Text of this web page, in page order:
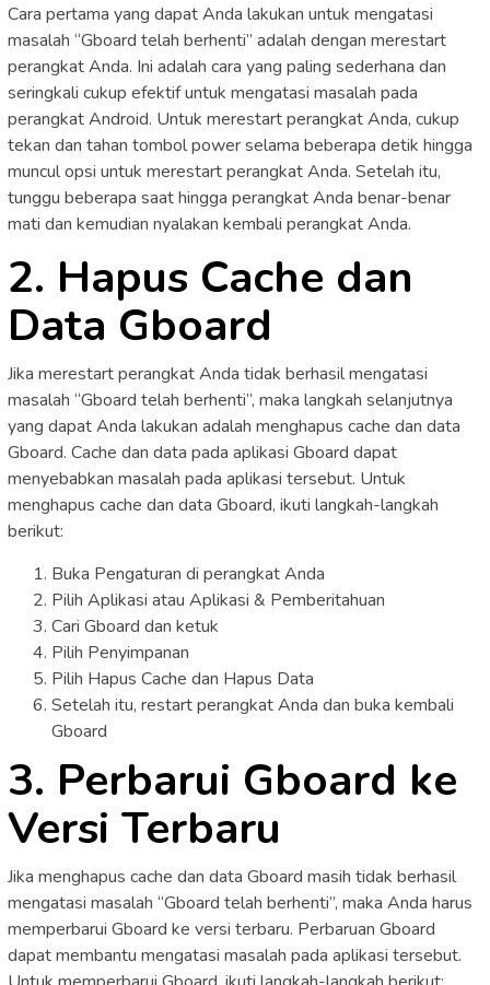
Cara pertama yang dapat Anda lakukan untuk mengatasi
masalah “Gboard telah berhenti” adalah dengan merestart
perangkat Anda. Ini adalah cara yang paling sederhana dan
seringkali cukup efektif untuk mengatasi masalah pada
perangkat Android. Untuk merestart perangkat Anda, cukup
tekan dan tahan tombol power selama beberapa detik hingga
muncul opsi untuk merestart perangkat Anda. Setelah itu,
tunggu beberapa saat hingga perangkat Anda benar-benar
mati dan kemudian nyalakan kembali perangkat Anda.
2. Hapus Cache dan
Data Gboard
Jika merestart perangkat Anda tidak berhasil mengatasi
masalah “Gboard telah berhenti”, maka langkah selanjutnya
yang dapat Anda lakukan adalah menghapus cache dan data
Gboard. Cache dan data pada aplikasi Gboard dapat
menyebabkan masalah pada aplikasi tersebut. Untuk
menghapus cache dan data Gboard, ikuti langkah-langkah
berikut:
Buka Pengaturan di perangkat Anda
Pilih Aplikasi atau Aplikasi & Pemberitahuan
Cari Gboard dan ketuk
Pilih Penyimpanan
Pilih Hapus Cache dan Hapus Data
Setelah itu, restart perangkat Anda dan buka kembali
Gboard
3. Perbarui Gboard ke
Versi Terbaru
Jika menghapus cache dan data Gboard masih tidak berhasil
mengatasi masalah “Gboard telah berhenti”, maka Anda harus
memperbarui Gboard ke versi terbaru. Perbaruan Gboard
dapat membantu mengatasi masalah pada aplikasi tersebut.